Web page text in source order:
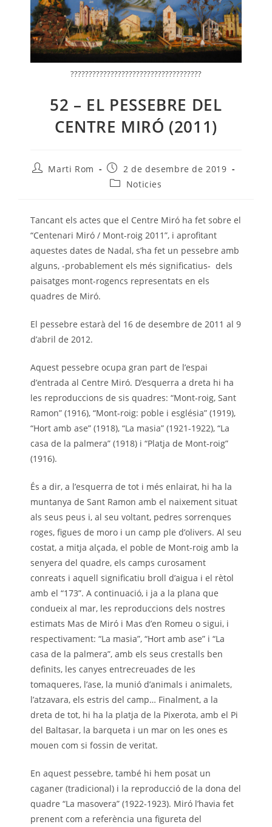
????????????????????????????????????
52 – EL PESSEBRE DEL
CENTRE MIRÓ (2011)
AutorMarti Rom
Entrada
publicada:
2 de desembre de 2019
Categoria
Noticies
Tancant els actes que el Centre Miró ha fet sobre el
“Centenari Miró / Mont-roig 2011”, i aprofitant
aquestes dates de Nadal, s’ha fet un pessebre amb
alguns, -probablement els més significatius- dels
paisatges mont-rogencs representats en els
quadres de Miró.
El pessebre estarà del 16 de desembre de 2011 al 9
d’abril de 2012.
Aquest pessebre ocupa gran part de l’espai
d’entrada al Centre Miró. D’esquerra a dreta hi ha
les reproduccions de sis quadres: “Mont-roig, Sant
Ramon” (1916), “Mont-roig: poble i església” (1919),
“Hort amb ase” (1918), “La masia” (1921-1922), “La
casa de la palmera” (1918) i “Platja de Mont-roig”
(1916).
És a dir, a l’esquerra de tot i més enlairat, hi ha la
muntanya de Sant Ramon amb el naixement situat
als seus peus i, al seu voltant, pedres sorrenques
roges, figues de moro i un camp ple d’olivers. Al seu
costat, a mitja alçada, el poble de Mont-roig amb la
senyera del quadre, els camps curosament
conreats i aquell significatiu broll d’aigua i el rètol
amb el “173”. A continuació, i ja a la plana que
condueix al mar, les reproduccions dels nostres
estimats Mas de Miró i Mas d’en Romeu o sigui, i
respectivament: “La masia”, “Hort amb ase” i “La
casa de la palmera”, amb els seus crestalls ben
definits, les canyes entrecreuades de les
tomaqueres, l’ase, la munió d’animals i animalets,
l’atzavara, els estris del camp… Finalment, a la
dreta de tot, hi ha la platja de la Pixerota, amb el Pi
del Baltasar, la barqueta i un mar on les ones es
mouen com si fossin de veritat.
En aquest pessebre, també hi hem posat un
caganer (tradicional) i la reproducció de la dona del
quadre “La masovera” (1922-1923). Miró l’havia fet
prenent com a referència una figureta del